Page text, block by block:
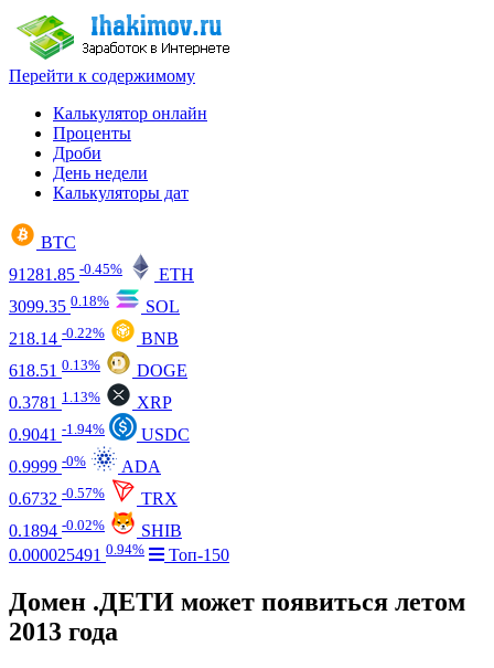
Перейти к содержимому
Калькулятор онлайн
Проценты
Дроби
День недели
Калькуляторы дат
BTC
91281.85 -0.45%
ETH
3099.35 0.18%
SOL
218.14 -0.22%
BNB
618.51 0.13%
DOGE
0.3781 1.13%
XRP
0.9041 -1.94%
USDC
0.9999 -0%
ADA
0.6732 -0.57%
TRX
0.1894 -0.02%
SHIB
0.000025491 0.94% Топ-150
Домен .ДЕТИ может появиться летом
2013 года